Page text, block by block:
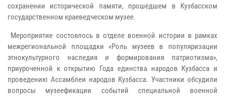
сохранении исторической памяти, прошедшем в Кузбасском
государственном краеведческом музее.
Мероприятие состоялось в отделе военной истории в рамках
межрегиональной площадки «Роль музеев в популяризации
этнокультурного наследия и формирования патриотизма»,
приуроченной к открытию Года единства народов Кузбасса и
проведению Ассамблеи народов Кузбасса. Участники обсудили
вопросы музеефикации событий специальной военной